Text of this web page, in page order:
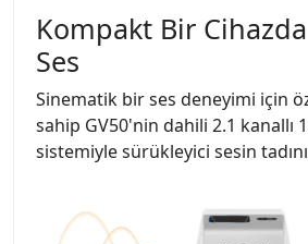
Kompakt Bir
Ses
Sinematik bir ses deneyimi için
sahip GV50'nin dahili 2.1 kanallı
sistemiyle sürükleyici sesin tadını